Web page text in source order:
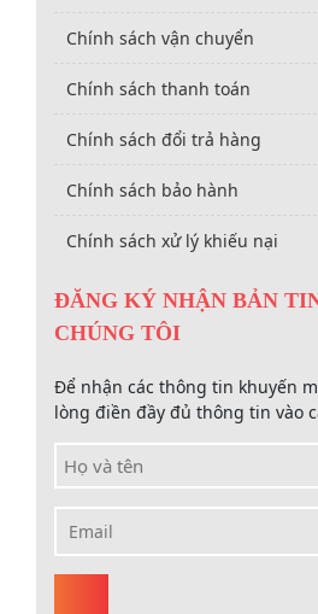
Chính sách vận chuyển
Chính sách thanh toán
Chính sách đổi trả hàng
Chính sách bảo hành
Chính sách xử lý khiếu nại
ĐĂNG KÝ NHẬN BẢN
CHÚNG TÔI
Để nhận các thông tin khuyến
lòng điền đầy đủ thông tin vào